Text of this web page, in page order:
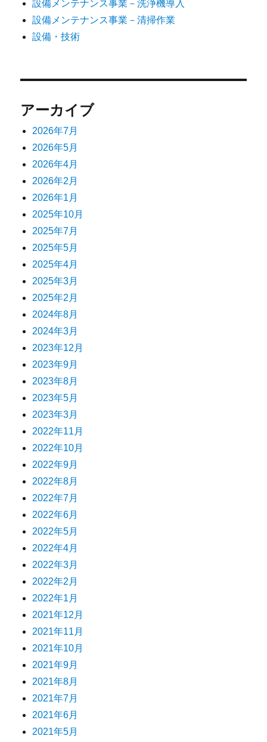
設備メンテナンス事業－洗浄機導入
設備メンテナンス事業－清掃作業
設備・技術
アーカイブ
2026年7月
2026年5月
2026年4月
2026年2月
2026年1月
2025年10月
2025年7月
2025年5月
2025年4月
2025年3月
2025年2月
2024年8月
2024年3月
2023年12月
2023年9月
2023年8月
2023年5月
2023年3月
2022年11月
2022年10月
2022年9月
2022年8月
2022年7月
2022年6月
2022年5月
2022年4月
2022年3月
2022年2月
2022年1月
2021年12月
2021年11月
2021年10月
2021年9月
2021年8月
2021年7月
2021年6月
2021年5月